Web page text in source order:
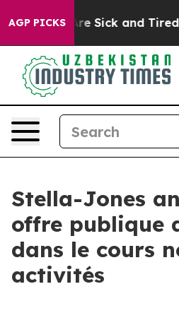
AGP PICKSAre Sick and Tired of
Stella-Jones
offre publique
dans le cours
activités